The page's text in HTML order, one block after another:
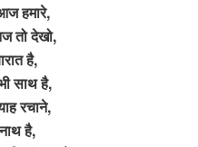
हमारे,
तो देखो,
है,
साथ है,
रचाने,
है,